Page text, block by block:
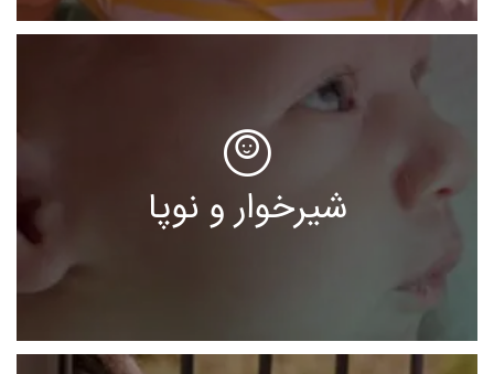
شیرخوار و نوپا